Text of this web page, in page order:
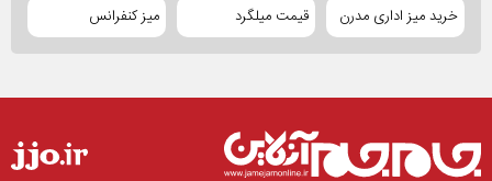
خرید میز اداری مدرن قیمت میلگرد میز کنفرانس